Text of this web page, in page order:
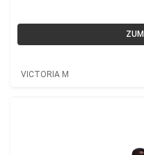
VICTORIA M